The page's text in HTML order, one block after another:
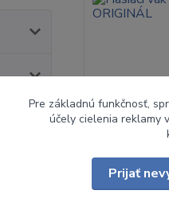
Hasiaci vak
Hasiaci vak
na vodu alebo
Pre základnú funkčnosť,
účely cielenia reklamy
Prijať